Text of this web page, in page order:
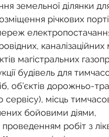
земельної ділянки
річкових
магістральних
будівель для
об’єктів дорожньо-
сервісу), місць
бойовими діями,
робіт з